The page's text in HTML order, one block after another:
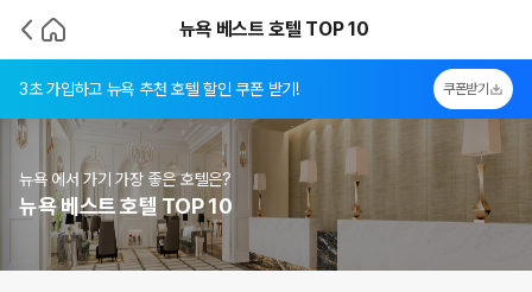
뉴욕 베스트 호텔 TOP 10
3초 가입하고 뉴욕 추천 호텔 할인 쿠폰 받기! 쿠폰받기
뉴욕 에서 가기 가장 좋은 호텔은?
뉴욕 베스트 호텔 TOP 10